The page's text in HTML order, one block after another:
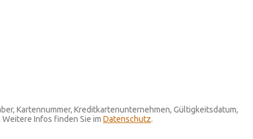
Kartennummer, Kreditkartenunternehmen, Gültigkeitsdatum,
Infos finden Sie im Datenschutz.